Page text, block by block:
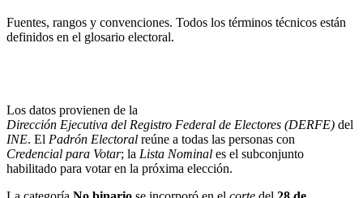
Fuentes, rangos y convenciones. Todos los términos técnicos están
definidos en el glosario electoral.
Los datos provienen de la
Dirección Ejecutiva del Registro Federal de Electores (DERFE) del
INE. El Padrón Electoral reúne a todas las personas con
Credencial para Votar; la Lista Nominal es el subconjunto
habilitado para votar en la próxima elección.